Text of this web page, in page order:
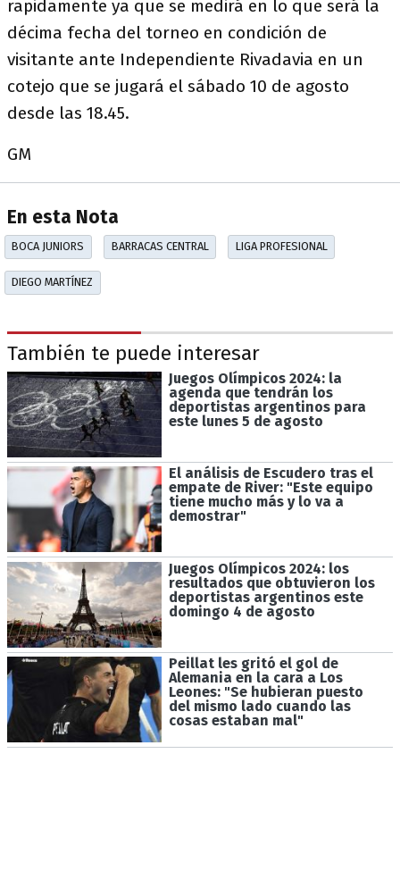
rapidamente ya que se medirá en lo que será la
décima fecha del torneo en condición de
visitante ante Independiente Rivadavia en un
cotejo que se jugará el sábado 10 de agosto
desde las 18.45.
GM
En esta Nota
BOCA JUNIORS BARRACAS CENTRAL LIGA PROFESIONAL
DIEGO MARTÍNEZ
También te puede interesar
Juegos Olímpicos 2024: la
agenda que tendrán los
deportistas argentinos para
este lunes 5 de agosto
El análisis de Escudero tras el
empate de River: "Este equipo
tiene mucho más y lo va a
demostrar"
Juegos Olímpicos 2024: los
resultados que obtuvieron los
deportistas argentinos este
domingo 4 de agosto
Peillat les gritó el gol de
Alemania en la cara a Los
Leones: "Se hubieran puesto
del mismo lado cuando las
cosas estaban mal"